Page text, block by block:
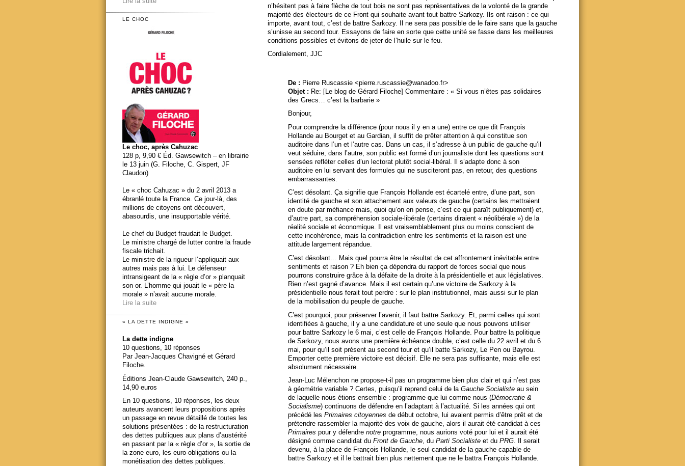
n’hésitent pas à faire flèche de tout bois ne sont pas représentatives de la volonté de la grande
majorité des électeurs de ce Front qui souhaite avant tout battre Sarkozy. Ils ont raison : ce qui
importe, avant tout, c’est de battre Sarkozy. Il ne sera pas possible de le faire sans que la gauche
s’unisse au second tour. Essayons de faire en sorte que cette unité se fasse dans les meilleures
conditions possibles et évitons de jeter de l’huile sur le feu.
Cordialement, JJC
De : Pierre Ruscassie <pierre.ruscassie@wanadoo.fr>
Objet : Re: [Le blog de Gérard Filoche] Commentaire : « Si vous n’êtes pas solidaires
des Grecs… c’est la barbarie »
Bonjour,
Pour comprendre la différence (pour nous il y en a une) entre ce que dit François
Hollande au Bourget et au Gardian, il suffit de prêter attention à qui constitue son
auditoire dans l’un et l’autre cas. Dans un cas, il s’adresse à un public de gauche qu’il
veut séduire, dans l’autre, son public est formé d’un journaliste dont les questions sont
sensées refléter celles d’un lectorat plutôt social-libéral. Il s’adapte donc à son
auditoire en lui servant des formules qui ne susciteront pas, en retour, des questions
embarrassantes.
C’est désolant. Ça signifie que François Hollande est écartelé entre, d’une part, son
identité de gauche et son attachement aux valeurs de gauche (certains les mettraient
en doute par méfiance mais, quoi qu’on en pense, c’est ce qui paraît publiquement) et,
d’autre part, sa compréhension sociale-libérale (certains diraient « néolibérale ») de la
réalité sociale et économique. Il est vraisemblablement plus ou moins conscient de
cette incohérence, mais la contradiction entre les sentiments et la raison est une
attitude largement répandue.
C’est désolant… Mais quel pourra être le résultat de cet affrontement inévitable entre
sentiments et raison ? Eh bien ça dépendra du rapport de forces social que nous
pourrons construire grâce à la défaite de la droite à la présidentielle et aux législatives.
Rien n’est gagné d’avance. Mais il est certain qu’une victoire de Sarkozy à la
présidentielle nous ferait tout perdre : sur le plan institutionnel, mais aussi sur le plan
de la mobilisation du peuple de gauche.
C’est pourquoi, pour préserver l’avenir, il faut battre Sarkozy. Et, parmi celles qui sont
identifiées à gauche, il y a une candidature et une seule que nous pouvons utiliser
pour battre Sarkozy le 6 mai, c’est celle de François Hollande. Pour battre la politique
de Sarkozy, nous avons une première échéance double, c’est celle du 22 avril et du 6
mai, pour qu’il soit présent au second tour et qu’il batte Sarkozy, Le Pen ou Bayrou.
Emporter cette première victoire est décisif. Elle ne sera pas suffisante, mais elle est
absolument nécessaire.
Jean-Luc Mélenchon ne propose-t-il pas un programme bien plus clair et qui n’est pas
à géométrie variable ? Certes, puisqu’il reprend celui de la Gauche Socialisteau sein
de laquelle nous étions ensemble : programme que lui comme nous (Démocratie &
Socialisme) continuons de défendre en l’adaptant à l’actualité. Si les années qui ont
précédé les Primaires citoyennes de début octobre, lui avaient permis d’être prêt et de
prétendre rassembler la majorité des voix de gauche, alors il aurait été candidat à ces
Primaires pour y défendre notreprogramme, nous aurions voté pour lui et il aurait été
désigné comme candidat du Front de Gauche, du Parti Socialisteet du PRG. Il serait
devenu, à la place de François Hollande, le seul candidat de la gauche capable de
battre Sarkozy et il le battrait bien plus nettement que ne le battra François Hollande.
LE CHOC
Le choc, après Cahuzac
128 p, 9,90 € Éd. Gawsewitch – en librairie
le 13 juin (G. Filoche, C. Gispert, JF
Claudon)
Le « choc Cahuzac » du 2 avril 2013 a
ébranlé toute la France. Ce jour-là, des
millions de citoyens ont découvert,
abasourdis, une insupportable vérité.
Le chef du Budget fraudait le Budget.
Le ministre chargé de lutter contre la fraude
fiscale trichait.
Le ministre de la rigueur l’appliquait aux
autres mais pas à lui. Le défenseur
intransigeant de la « règle d’or » planquait
son or. L’homme qui jouait le « père la
morale » n’avait aucune morale.
Lire la suite
« LA DETTE INDIGNE »
La dette indigne
10 questions, 10 réponses
Par Jean-Jacques Chavigné et Gérard
Filoche.
Éditions Jean-Claude Gawsewitch, 240 p.,
14,90 euros
En 10 questions, 10 réponses, les deux
auteurs avancent leurs propositions après
un passage en revue détaillé de toutes les
solutions présentées : de la restructuration
des dettes publiques aux plans d’austérité
en passant par la « règle d’or », la sortie de
la zone euro, les euro-obligations ou la
monétisation des dettes publiques.